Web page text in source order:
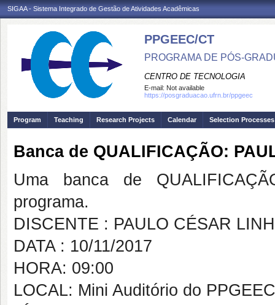
SIGAA - Sistema Integrado de Gestão de Atividades Acadêmicas
PPGEEC/CT
PROGRAMA DE PÓS-
CENTRO DE TECNOLOGIA
E-mail: Not available
https://posgraduacao.ufrn.br/ppgeec
Program Teaching Research Projects Calendar Selection Processes
Banca de QUALIFICAÇÃO:
Uma banca de
programa.
DISCENTE : PAULO CÉSAR
DATA : 10/11/2017
HORA: 09:00
LOCAL: Mini Auditório do PPGEEC